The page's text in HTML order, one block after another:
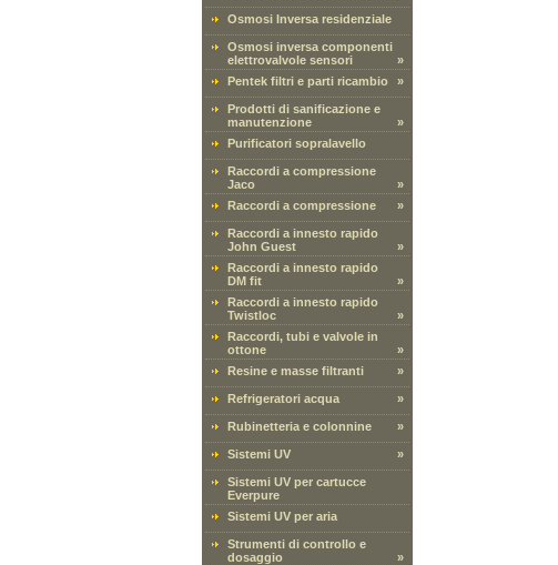
Osmosi Inversa residenziale
Osmosi inversa componenti
elettrovalvole sensori
»
Pentek filtri e parti ricambio
»
Prodotti di sanificazione e
manutenzione
»
Purificatori sopralavello
Raccordi a compressione
Jaco
»
Raccordi a compressione
»
Raccordi a innesto rapido
John Guest
»
Raccordi a innesto rapido
DM fit
»
Raccordi a innesto rapido
Twistloc
»
Raccordi, tubi e valvole in
ottone
»
Resine e masse filtranti
»
Refrigeratori acqua »
Rubinetteria e colonnine »
Sistemi UV »
Sistemi UV per cartucce
Everpure
Sistemi UV per aria
Strumenti di controllo e
dosaggio
»